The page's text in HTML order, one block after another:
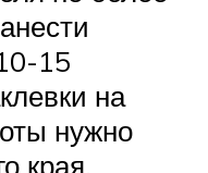
15
на
нужно
края.